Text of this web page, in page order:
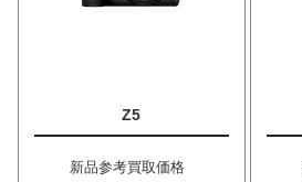
Z5
新品参考買取価格